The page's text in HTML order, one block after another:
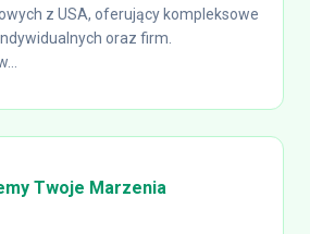
z USA, oferujący kompleksowe
oraz firm.
Twoje Marzenia